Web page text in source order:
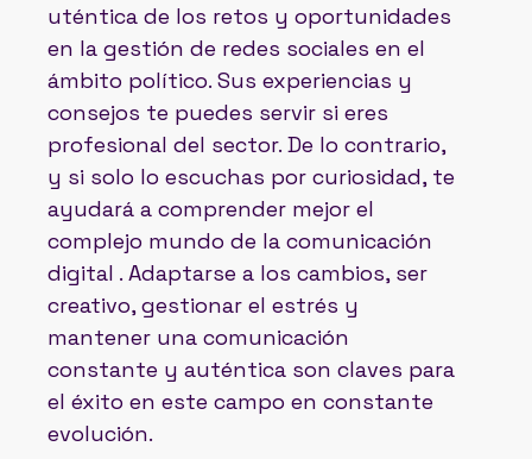
uténtica de los retos y oportunidades
en la gestión de redes sociales en el
ámbito político. Sus experiencias y
consejos te puedes servir si eres
profesional del sector. De lo contrario,
y si solo lo escuchas por curiosidad, te
ayudará a comprender mejor el
complejo mundo de la comunicación
digital . Adaptarse a los cambios, ser
creativo, gestionar el estrés y
mantener una comunicación
constante y auténtica son claves para
el éxito en este campo en constante
evolución.